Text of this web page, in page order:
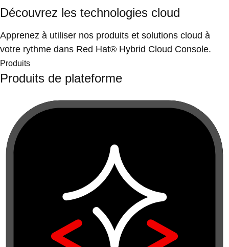
Découvrez les technologies cloud
Apprenez à utiliser nos produits et solutions cloud à
votre rythme dans Red Hat® Hybrid Cloud Console.
Produits
Produits de plateforme